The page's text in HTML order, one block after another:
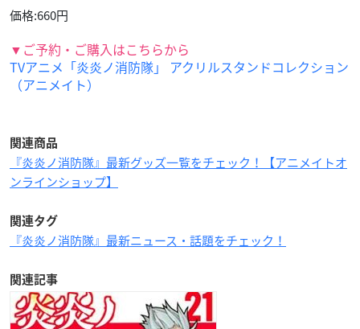
価格:660円
▼ご予約・ご購入はこちらから
TVアニメ「炎炎ノ消防隊」 アクリルスタンドコレクション
（アニメイト）
関連商品
『炎炎ノ消防隊』最新グッズ一覧をチェック！【アニメイトオ
ンラインショップ】
関連タグ
『炎炎ノ消防隊』最新ニュース・話題をチェック！
関連記事